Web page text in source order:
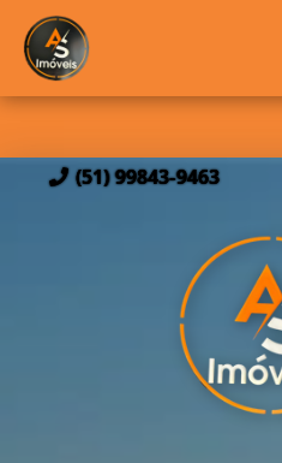
(51) 99843-9463